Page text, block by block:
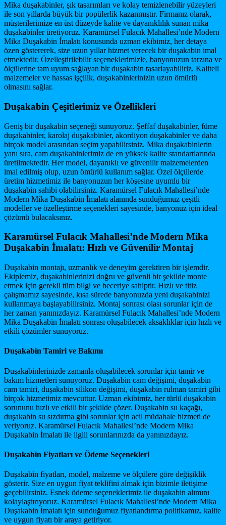
Mika duşakabinler, şık tasarımları ve kolay temizlenebilir yüzeyleri
ile son yıllarda büyük bir popülerlik kazanmıştır. Firmanız olarak,
müşterilerimize en üst düzeyde kalite ve dayanıklılık sunan mika
duşakabinler üretiyoruz. Karamürsel Fulacık Mahallesi’nde Modern
Mika Duşakabin İmalatı konusunda uzman ekibimiz, her detaya
özen göstererek, size uzun yıllar hizmet verecek bir duşakabin imal
etmektedir. Özelleştirilebilir seçeneklerimizle, banyonuzun tarzına ve
ölçülerine tam uyum sağlayan bir duşakabin tasarlayabiliriz. Kaliteli
malzemeler ve hassas işçilik, duşakabinlerinizin uzun ömürlü
olmasını sağlar.
Duşakabin Çeşitlerimiz ve Özellikleri
Geniş bir duşakabin seçeneği sunuyoruz. Şeffaf duşakabinler, füme
duşakabinler, karolaj duşakabinler, akordiyon duşakabinler ve daha
birçok model arasından seçim yapabilirsiniz. Mika duşakabinlerin
yanı sıra, cam duşakabinlerimiz de en yüksek kalite standartlarında
üretilmektedir. Her model, dayanıklı ve güvenilir malzemelerden
imal edilmiş olup, uzun ömürlü kullanım sağlar. Özel ölçülerde
üretim hizmetimiz ile banyonuzun her köşesine uyumlu bir
duşakabin sahibi olabilirsiniz. Karamürsel Fulacık Mahallesi’nde
Modern Mika Duşakabin İmalatı alanında sunduğumuz çeşitli
modeller ve özelleştirme seçenekleri sayesinde, banyonuz için ideal
çözümü bulacaksınız.
Karamürsel Fulacık Mahallesi’nde Modern Mika
Duşakabin İmalatı: Hızlı ve Güvenilir Montaj
Duşakabin montajı, uzmanlık ve deneyim gerektiren bir işlemdir.
Ekiplemiz, duşakabinlerinizi doğru ve güvenli bir şekilde monte
etmek için gerekli tüm bilgi ve beceriye sahiptir. Hızlı ve titiz
çalışmamız sayesinde, kısa sürede banyonuzda yeni duşakabinizi
kullanmaya başlayabilirsiniz. Montaj sonrası olası sorunlar için de
her zaman yanınızdayız. Karamürsel Fulacık Mahallesi’nde Modern
Mika Duşakabin İmalatı sonrası oluşabilecek aksaklıklar için hızlı ve
etkili çözümler sunuyoruz.
Duşakabin Tamiri ve Bakımı
Duşakabinlerinizde zamanla oluşabilecek sorunlar için tamir ve
bakım hizmetleri sunuyoruz. Duşakabin cam değişimi, duşakabin
cam tamiri, duşakabin silikon değişimi, duşakabin rulman tamiri gibi
birçok hizmetimiz mevcuttur. Uzman ekibimiz, her türlü duşakabin
sorununu hızlı ve etkili bir şekilde çözer. Duşakabin su kaçağı,
duşakabin su sızdırma gibi sorunlar için acil müdahale hizmeti de
veriyoruz. Karamürsel Fulacık Mahallesi’nde Modern Mika
Duşakabin İmalatı ile ilgili sorunlarınızda da yanınızdayız.
Duşakabin Fiyatları ve Ödeme Seçenekleri
Duşakabin fiyatları, model, malzeme ve ölçülere göre değişiklik
gösterir. Size en uygun fiyat teklifini almak için bizimle iletişime
geçebilirsiniz. Esnek ödeme seçeneklerimiz ile duşakabin alımını
kolaylaştırıyoruz. Karamürsel Fulacık Mahallesi’nde Modern Mika
Duşakabin İmalatı için sunduğumuz fiyatlandırma politikamız, kalite
ve uygun fiyatı bir araya getiriyor.